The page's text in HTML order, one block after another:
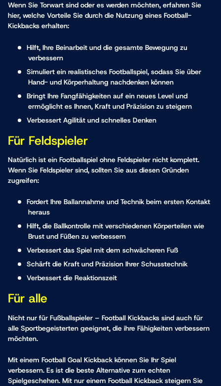
Wenn Sie Torwart sind oder es werden möchten, erfahren Sie
hier, welche Vorteile Sie durch die Nutzung eines Football-
Kickbacks erhalten:
Hilft, Ihre Beinarbeit und die gesamte Bewegung zu
verbessern
Simuliert ein realistisches Footballspiel, sodass Sie über
Hand- und Körperhaltung nachdenken können
Bringt Ihre Fangfähigkeiten auf ein neues Level und
ermöglicht es Ihnen, Kraft und Präzision zu steigern
Verbessert Agilität und schnelles Denken
Für Feldspieler
Natürlich ist ein Footballspiel ohne Feldspieler nicht komplett.
Wenn Sie Feldspieler sind, sollten Sie aus diesen Gründen
zugreifen:
Fordert Ihre Ballannahme und Technik beim ersten Kontakt
heraus
Hilft, die Ballkontrolle mit verschiedenen Körperteilen wie
Brust und Füßen zu verbessern
Verbessert das Spiel mit dem schwächeren Fuß
Schärft die Kraft und Präzision Ihrer Schusstechnik
Verbessert die Reaktionszeit
Für alle
Nicht nur für Fußballspieler – Football Kickbacks sind auch für
alle Sportbegeisterten geeignet, die ihre Fähigkeiten verbessern
möchten.
Mit einem Football Goal Kickback können Sie Ihr Spiel
verbessern. Es ist die beste Alternative zum echten
Spielgeschehen. Mit nur einem Football Kickback steigern Sie